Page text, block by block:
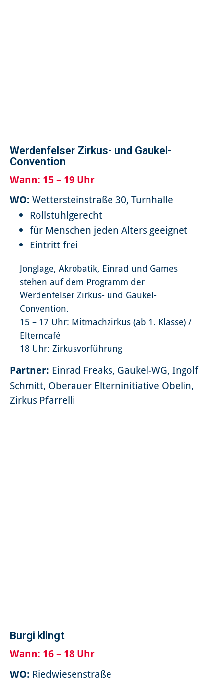
Werdenfelser Zirkus- und Gaukel-
Convention
Wann: 15 – 19 Uhr
WO: Wettersteinstraße 30, Turnhalle
Rollstuhlgerecht
für Menschen jeden Alters geeignet
Eintritt frei
Jonglage, Akrobatik, Einrad und Games
stehen auf dem Programm der
Werdenfelser Zirkus- und Gaukel-
Convention.
15 – 17 Uhr: Mitmachzirkus (ab 1. Klasse) /
Elterncafé
18 Uhr: Zirkusvorführung
Partner: Einrad Freaks, Gaukel-WG, Ingolf
Schmitt, Oberauer Elterninitiative Obelin,
Zirkus Pfarrelli
Burgi klingt
Wann: 16 – 18 Uhr
WO: Riedwiesenstraße